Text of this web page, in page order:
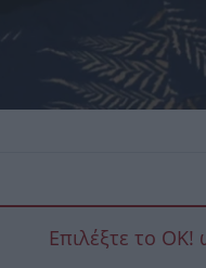
Επιλέξτε το